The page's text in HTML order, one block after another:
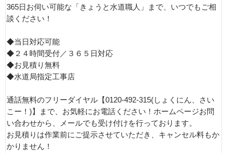
365日お伺い可能な「きょうと水道職人」まで、いつでもご相
談ください！
◆当日対応可能
◆２４時間受付／３６５日対応
◆お見積り無料
◆水道局指定工事店
通話無料のフリーダイヤル【0120-492-315(しょくにん、さい
こー！)】まで、お気軽にお電話ください！ホームページお問
い合わせから、メールでも受け付けを行っております。
お見積りは作業前にご提示させていただき、キャンセル料もか
かりません！